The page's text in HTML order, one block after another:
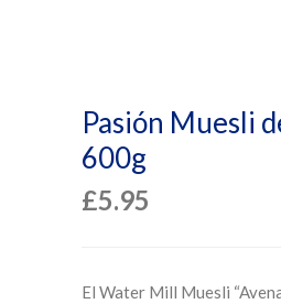
Pasión Muesli
600g
£5.95
El Water Mill Muesli